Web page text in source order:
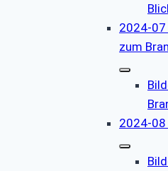
2024-07
zum
2024-08